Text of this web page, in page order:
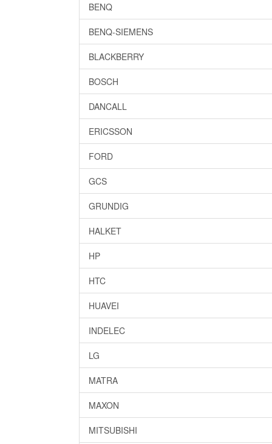
BENQ
BENQ-SIEMENS
BLACKBERRY
BOSCH
DANCALL
ERICSSON
FORD
GCS
GRUNDIG
HALKET
HP
HTC
HUAVEI
INDELEC
LG
MATRA
MAXON
MITSUBISHI